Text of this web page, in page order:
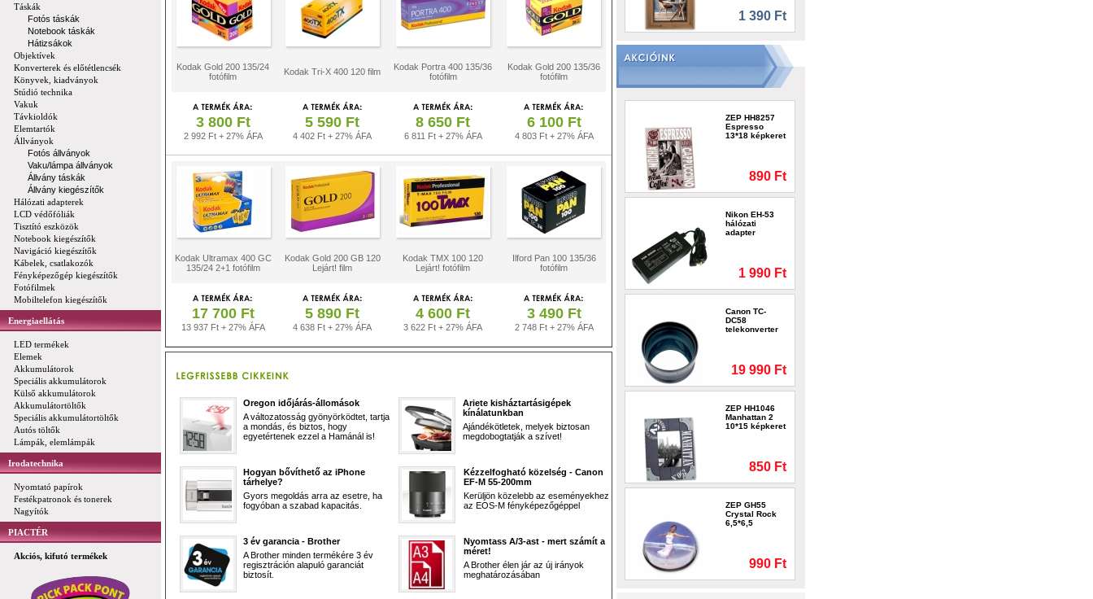
Táskák
Fotós táskák
Notebook táskák
Hátizsákok
Objektívek
Konverterek és előtétlencsék
Könyvek, kiadványok
Stúdió technika
Vakuk
Távkioldók
Elemtartók
Állványok
Fotós állványok
Vaku/lámpa állványok
Állvány táskák
Állvány kiegészítők
Hálózati adapterek
LCD védőfóliák
Tisztító eszközök
Notebook kiegészítők
Navigáció kiegészítők
Kábelek, csatlakozók
Fényképezőgép kiegészítők
Fotófilmek
Mobiltelefon kiegészítők
Energiaellátás
LED termékek
Elemek
Akkumulátorok
Speciális akkumulátorok
Külső akkumulátorok
Akkumulátortöltők
Speciális akkumulátortöltők
Autós töltők
Lámpák, elemlámpák
Irodatechnika
Nyomtató papírok
Festékpatronok és tonerek
Nagyítók
PIACTÉR
Akciós, kifutó termékek
Kodak Gold 200 135/24
fotófilm
Kodak Tri-X 400 120 film
Kodak Portra 400 135/36
fotófilm
Kodak Gold 200 135/36
fotófilm
3 800 Ft
2 992 Ft + 27% ÁFA
5 590 Ft
4 402 Ft + 27% ÁFA
8 650 Ft
6 811 Ft + 27% ÁFA
6 100 Ft
4 803 Ft + 27% ÁFA
Kodak Ultramax 400 GC
135/24 2+1 fotófilm
Kodak Gold 200 GB 120
Lejárt! film
Kodak TMX 100 120
Lejárt! fotófilm
Ilford Pan 100 135/36
fotófilm
17 700 Ft
13 937 Ft + 27% ÁFA
5 890 Ft
4 638 Ft + 27% ÁFA
4 600 Ft
3 622 Ft + 27% ÁFA
3 490 Ft
2 748 Ft + 27% ÁFA
Oregon időjárás-állomások
A változatosság gyönyörködtet, tartja
a mondás, és biztos, hogy
egyetértenek ezzel a Hamánál is!
Ariete kisháztartásigépek
kínálatunkban
Ajándékötletek, melyek biztosan
megdobogtatják a szívet!
Hogyan bővíthető az iPhone
tárhelye?
Gyors megoldás arra az esetre, ha
fogyóban a szabad kapacitás.
Kézzelfogható közelség - Canon
EF-M 55-200mm
Kerüljön közelebb az eseményekhez
az EOS-M fényképezőgéppel
3 év garancia - Brother
A Brother minden termékére 3 év
regisztráción alapuló garanciát
biztosít.
Nyomtass A/3-ast - mert számít a
méret!
A Brother élen jár az új irányok
meghatározásában
1 390 Ft
ZEP HH8257
Espresso
13*18 képkeret
890 Ft
Nikon EH-53
hálózati
adapter
1 990 Ft
Canon TC-
DC58
telekonverter
19 990 Ft
ZEP HH1046
Manhattan 2
10*15 képkeret
850 Ft
ZEP GH55
Crystal Rock
6,5*6,5
990 Ft